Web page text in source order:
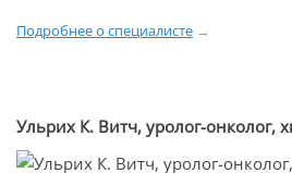
Подробнее о специалисте →
Ульрих К. Витч, уролог-онколог,